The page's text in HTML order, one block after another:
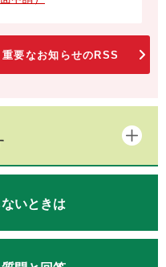
重要なお知らせのRSS
いときは